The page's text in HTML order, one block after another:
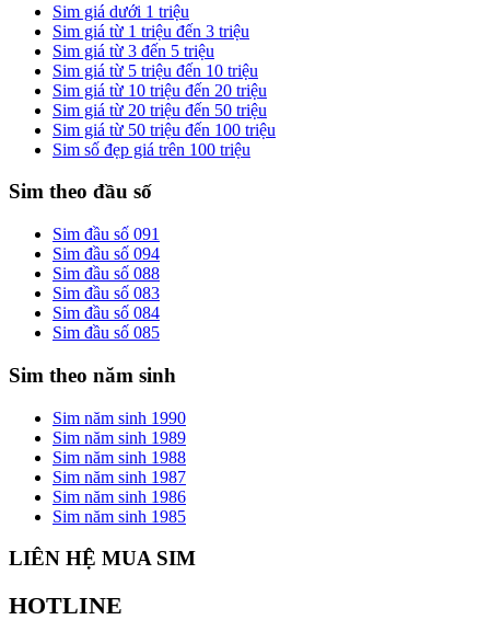
Sim giá dưới 1 triệu
Sim giá từ 1 triệu đến 3 triệu
Sim giá từ 3 đến 5 triệu
Sim giá từ 5 triệu đến 10 triệu
Sim giá từ 10 triệu đến 20 triệu
Sim giá từ 20 triệu đến 50 triệu
Sim giá từ 50 triệu đến 100 triệu
Sim số đẹp giá trên 100 triệu
Sim theo đầu số
Sim đầu số 091
Sim đầu số 094
Sim đầu số 088
Sim đầu số 083
Sim đầu số 084
Sim đầu số 085
Sim theo năm sinh
Sim năm sinh 1990
Sim năm sinh 1989
Sim năm sinh 1988
Sim năm sinh 1987
Sim năm sinh 1986
Sim năm sinh 1985
LIÊN HỆ MUA SIM
HOTLINE